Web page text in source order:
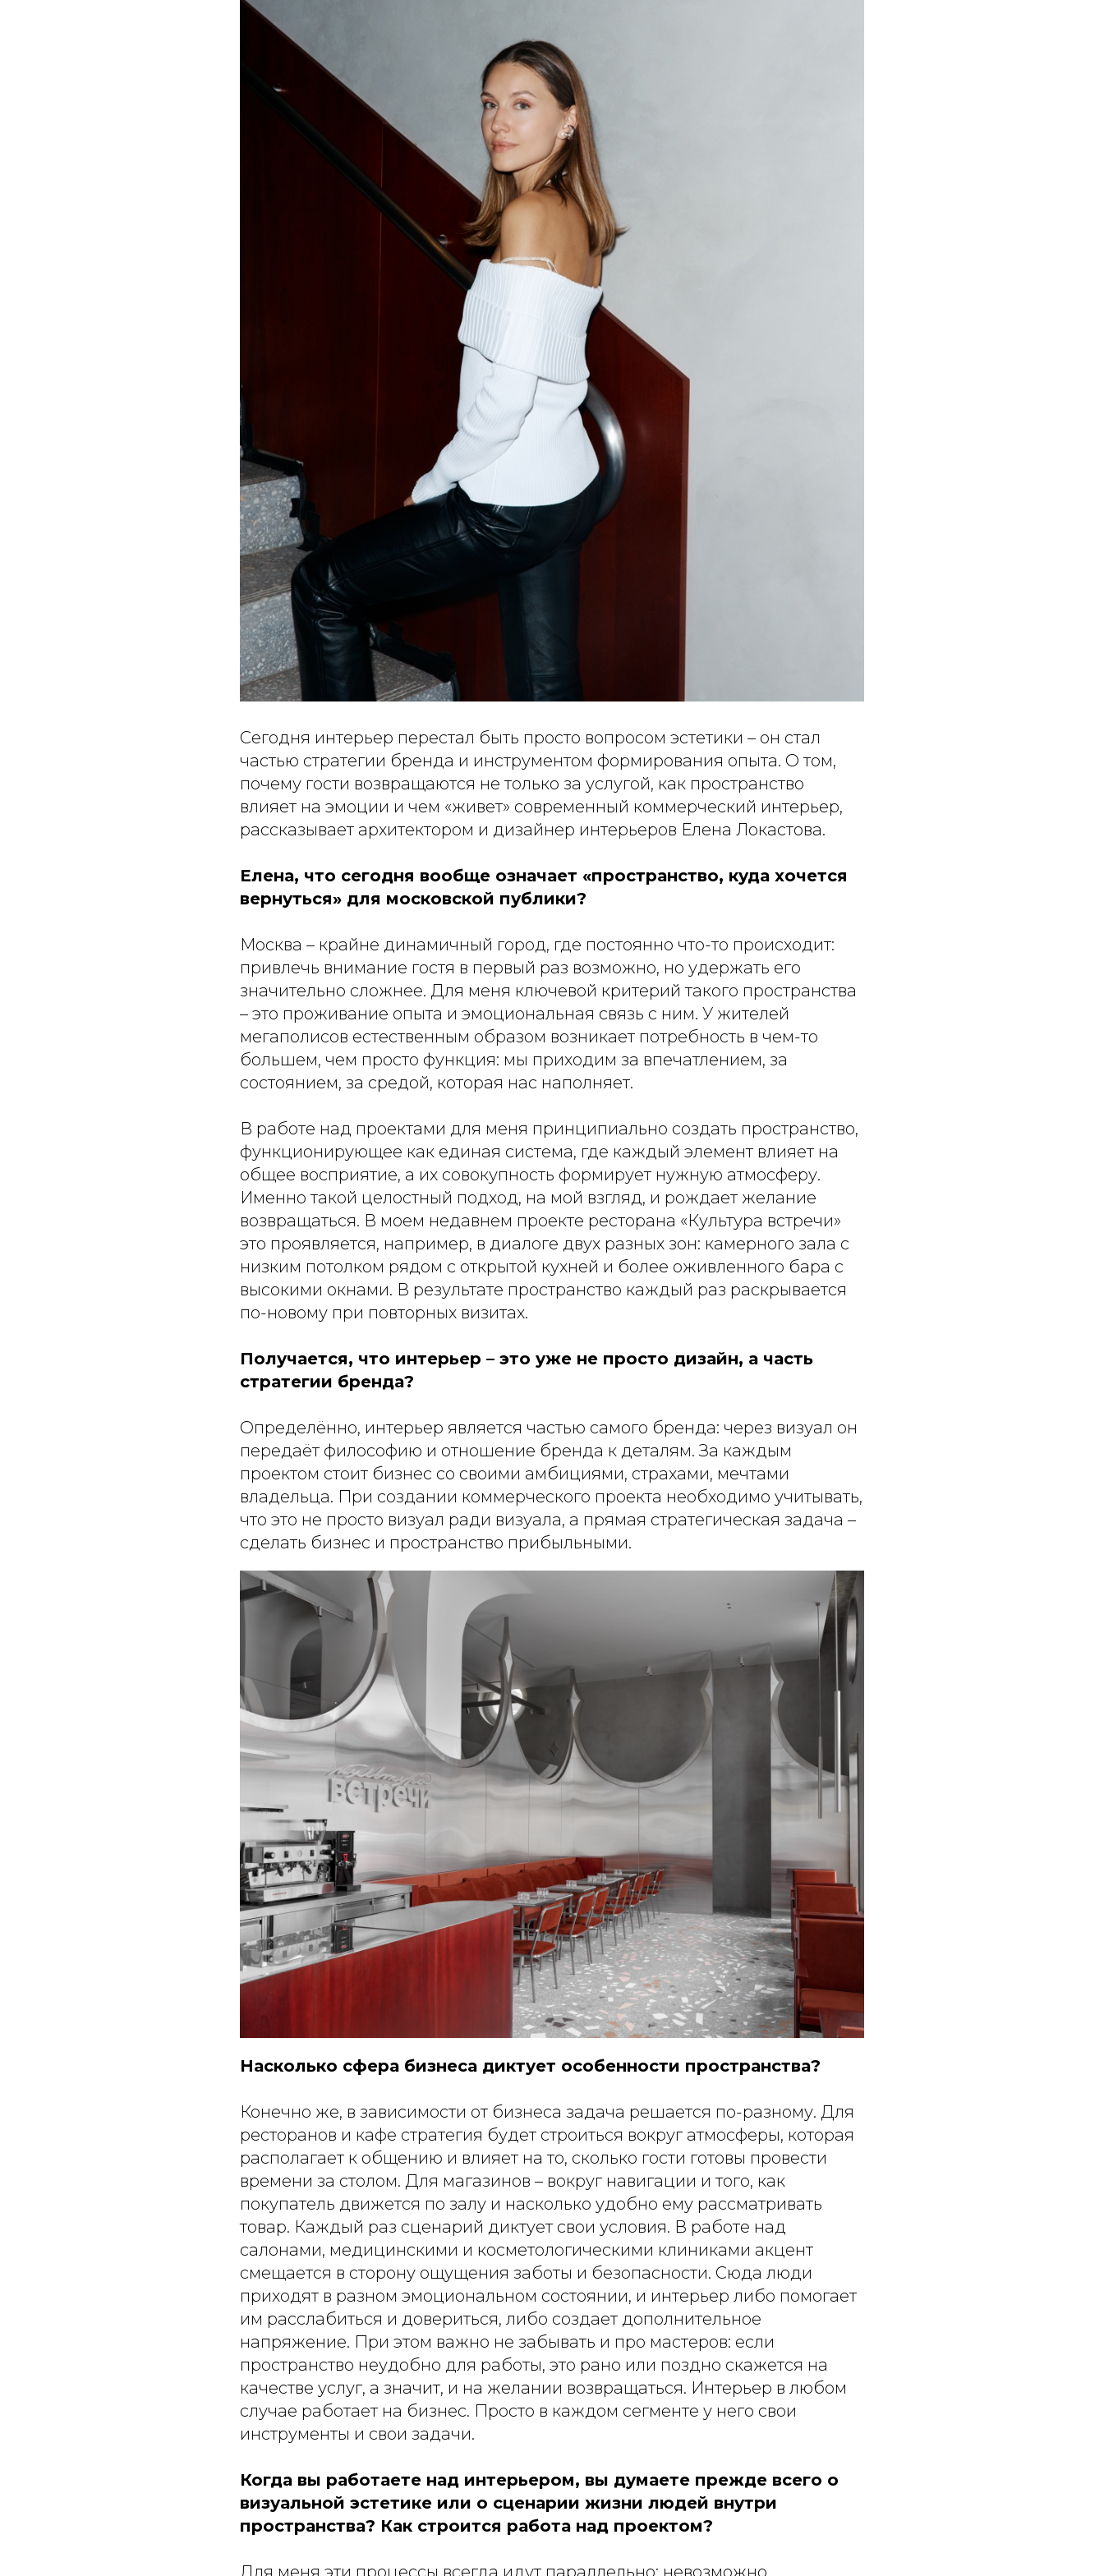
Сегодня интерьер перестал быть просто вопросом эстетики – он стал
частью стратегии бренда и инструментом формирования опыта. О том,
почему гости возвращаются не только за услугой, как пространство
влияет на эмоции и чем «живет» современный коммерческий интерьер,
рассказывает архитектором и дизайнер интерьеров Елена Локастова.
Елена, что сегодня вообще означает «пространство, куда хочется
вернуться» для московской публики?
Москва – крайне динамичный город, где постоянно что-то происходит:
привлечь внимание гостя в первый раз возможно, но удержать его
значительно сложнее. Для меня ключевой критерий такого пространства
– это проживание опыта и эмоциональная связь с ним. У жителей
мегаполисов естественным образом возникает потребность в чем-то
большем, чем просто функция: мы приходим за впечатлением, за
состоянием, за средой, которая нас наполняет.
В работе над проектами для меня принципиально создать пространство,
функционирующее как единая система, где каждый элемент влияет на
общее восприятие, а их совокупность формирует нужную атмосферу.
Именно такой целостный подход, на мой взгляд, и рождает желание
возвращаться. В моем недавнем проекте ресторана «Культура встречи»
это проявляется, например, в диалоге двух разных зон: камерного зала с
низким потолком рядом с открытой кухней и более оживленного бара с
высокими окнами. В результате пространство каждый раз раскрывается
по-новому при повторных визитах.
Получается, что интерьер – это уже не просто дизайн, а часть
стратегии бренда?
Определённо, интерьер является частью самого бренда: через визуал он
передаёт философию и отношение бренда к деталям. За каждым
проектом стоит бизнес со своими амбициями, страхами, мечтами
владельца. При создании коммерческого проекта необходимо учитывать,
что это не просто визуал ради визуала, а прямая стратегическая задача –
сделать бизнес и пространство прибыльными.
Насколько сфера бизнеса диктует особенности пространства?
Конечно же, в зависимости от бизнеса задача решается по-разному. Для
ресторанов и кафе стратегия будет строиться вокруг атмосферы, которая
располагает к общению и влияет на то, сколько гости готовы провести
времени за столом. Для магазинов – вокруг навигации и того, как
покупатель движется по залу и насколько удобно ему рассматривать
товар. Каждый раз сценарий диктует свои условия. В работе над
салонами, медицинскими и косметологическими клиниками акцент
смещается в сторону ощущения заботы и безопасности. Сюда люди
приходят в разном эмоциональном состоянии, и интерьер либо помогает
им расслабиться и довериться, либо создает дополнительное
напряжение. При этом важно не забывать и про мастеров: если
пространство неудобно для работы, это рано или поздно скажется на
качестве услуг, а значит, и на желании возвращаться. Интерьер в любом
случае работает на бизнес. Просто в каждом сегменте у него свои
инструменты и свои задачи.
Когда вы работаете над интерьером, вы думаете прежде всего о
визуальной эстетике или о сценарии жизни людей внутри
пространства? Как строится работа над проектом?
Для меня эти процессы всегда идут параллельно: невозможно